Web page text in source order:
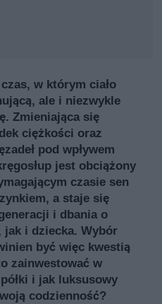
w którym ciało
ale i niezwykle
Zmieniająca się
ciężkości oraz
pod wpływem
jest obciążony
czasie sen
a staje się
i dbania o
jak i dziecka. Wybór
być więc kwestią
zainwestować w
i jak luksusowy
codzienność?